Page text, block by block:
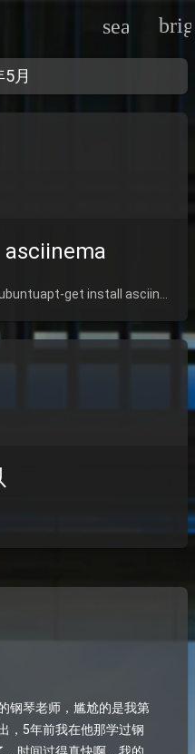
search
月
asciinema
钢琴老师，尴尬的是我第
，5年前我在他那学过钢
时间过得真快啊，我的